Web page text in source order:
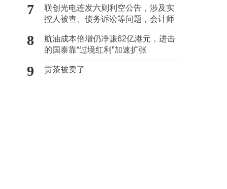
7
联创光电连发六则利空公告，涉及实
控人被查、债务诉讼等问题，会计师
事务所曾出具“保留意见”
8
航油成本倍增仍净赚62亿港元，进击
的国泰靠“过境红利”加速扩张
9 贡茶被卖了